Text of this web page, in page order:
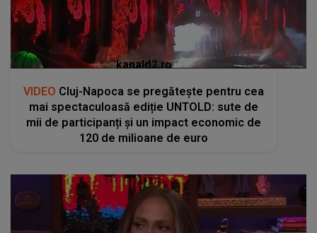
kanald2.ro
VIDEO Cluj-Napoca se pregătește pentru cea
mai spectaculoasă ediție UNTOLD: sute de
mii de participanți și un impact economic de
120 de milioane de euro